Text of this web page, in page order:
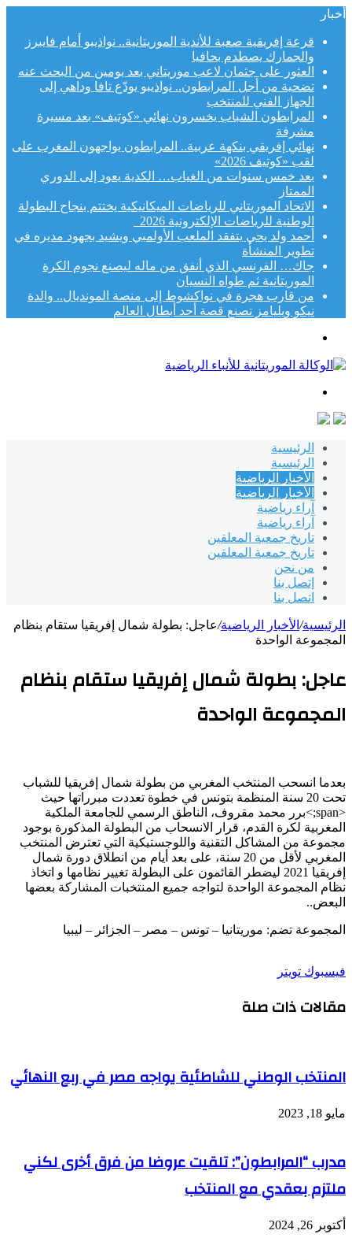
أخبار
قرعة إفريقية صعبة للأندية الموريتانية.. نواذيبو أمام فايبرز
والجمارك يصطدم بحافيا
العثور على جثمان لاعب موريتاني بعد يومين من البحث عنه
تضحية من أجل المرابطون.. نواذيبو يودّع تافا وداهي إلى
الجهاز الفني للمنتخب
المرابطون الشباب يخسرون نهائي «كوتيف» بعد مسيرة
مشرفة
نهائي إفريقي بنكهة عربية.. المرابطون يواجهون المغرب على
لقب «كوتيف 2026»
بعد خمس سنوات من الغياب… الكدية يعود إلى الدوري
الممتاز
الاتحاد الموريتاني للرياضات الميكانيكية يختتم بنجاح البطولة
الوطنية للرياضات الإلكترونية 2026
أحمد ولد يحي يتفقد الملعب الأولمبي ويشيد بجهود مديره في
تطوير المنشأة
جاك… الفرنسي الذي أنفق من ماله ليصنع نجوم الكرة
الموريتانية ثم طواه النسيان
من قارب هجرة في نواكشوط إلى منصة المونديال.. والدة
نيكو ويليامز تصنع قصة أحد أبطال العالم
الرئيسية
الرئيسية
الأخبار الرياضية
الأخبار الرياضية
آراء رياضية
آراء رياضية
تاريخ جمعية المعلقين
تاريخ جمعية المعلقين
من نحن
إتصل بنا
اتصل بنا
الرئيسية/ الأخبار الرياضية/عاجل: بطولة شمال إفريقيا ستقام بنظام
المجموعة الواحدة
عاجل: بطولة شمال إفريقيا ستقام بنظام
المجموعة الواحدة
بعدما انسحب المنتخب المغربي من بطولة شمال إفريقيا للشباب
تحت 20 سنة المنظمة بتونس في خطوة تعددت مبرراتها حيث
<span;>برر محمد مقروف، الناطق الرسمي للجامعة الملكية
المغربية لكرة القدم، قرار الانسحاب من البطولة المذكورة بوجود
مجموعة من المشاكل التقنية واللوجستيكية التي تعترض المنتخب
المغربي لأقل من 20 سنة، على بعد أيام من انطلاق دورة شمال
إفريقيا 2021 ليضطر القائمون على البطولة تغيير نظامها و اتخاذ
نظام المجموعة الواحدة لتواجه جميع المنتخبات المشاركة بعضها
البعض..
المجموعة تضم: موريتانيا – تونس – مصر – الجزائر – ليبيا
فيسبوك تويتر
البريد
مقالات ذات صلة
المنتخب الوطني للشاطئية يواجه مصر في ربع النهائي
مايو 18, 2023
مدرب “المرابطون”: تلقيت عروضا من فرق أخرى لكني
ملتزم بعقدي مع المنتخب
أكتوبر 26, 2024